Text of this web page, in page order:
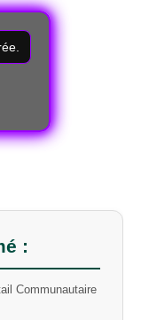
:
Communautaire